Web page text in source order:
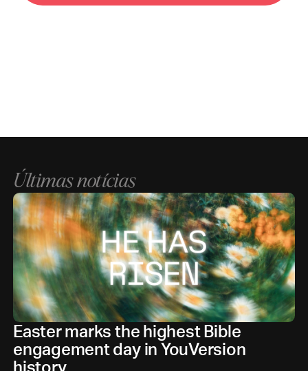
Últimas notícias
Easter marks the highest Bible
engagement day in YouVersion
history